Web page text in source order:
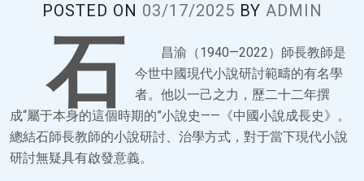
POSTED ON 03/17/2025 BY ADMIN
石
昌渝（1940—2022）師長教師是
今世中國現代小說研討範疇的有名學
者。他以一己之力，歷二十二年撰
成“屬于本身的這個時期的”小說史——《中國小說成長史》。
總結石師長教師的小說研討、治學方式，對于當下現代小說
研討無疑具有啟發意義。